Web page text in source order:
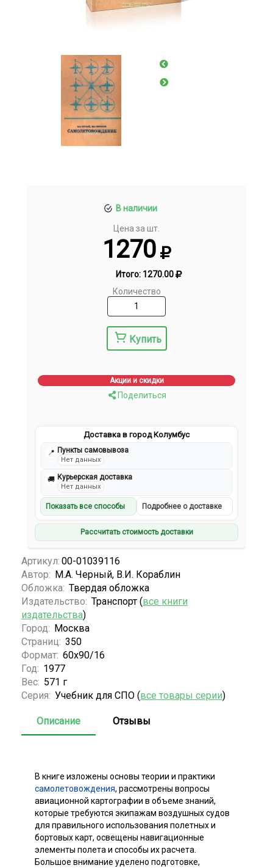
В наличии
Цена за шт.
1270
Итого: 1270.00
Количество
Купить
Акции и скидки
Поделиться
Доставка в город Колумбус
📍 Пункты самовывоза
Нет данных
🚚 Курьерская доставка
Нет данных
Показать все способы Подробнее о доставке
Рассчитать стоимость доставки
Артикул: 00-01039116
Автор: М.А. Черный, В.И. Кораблин
Обложка: Твердая обложка
Издательство: Транспорт (все книги
издательства)
Город: Москва
Страниц: 350
Формат: 60x90/16
Год: 1977
Вес: 571 г
Серия: Учебник для СПО (все товары серии)
Описание Отзывы
В книге изложены основы теории и практики
самолетовождения, рассмотрены вопросы
авиационной картографии в объеме знаний,
которые требуются экипажам воздушных судов
для правильного использования полетных и
бортовых карт, освещены навигационные
элементы полета и способы их расчета.
Большое внимание уделено подготовке,